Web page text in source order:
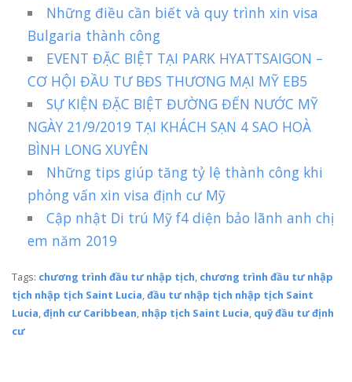
Những điều cần biết và quy trình xin visa
Bulgaria thành công
EVENT ĐẶC BIỆT TẠI PARK HYATTSAIGON –
CƠ HỘI ĐẦU TƯ BĐS THƯƠNG MẠI MỸ EB5
SỰ KIỆN ĐẶC BIỆT ĐƯỜNG ĐẾN NƯỚC MỸ
NGÀY 21/9/2019 TẠI KHÁCH SẠN 4 SAO HOÀ
BÌNH LONG XUYÊN
Những tips giúp tăng tỷ lệ thành công khi
phỏng vấn xin visa định cư Mỹ
Cập nhật Di trú Mỹ f4 diện bảo lãnh anh chị
em năm 2019
Tags: chương trình đầu tư nhập tịch, chương trình đầu tư nhập
tịch nhập tịch Saint Lucia,đầu tư nhập tịch nhập tịch Saint
Lucia,định cư Caribbean, nhập tịch Saint Lucia, quỹ đầu tư định
cư